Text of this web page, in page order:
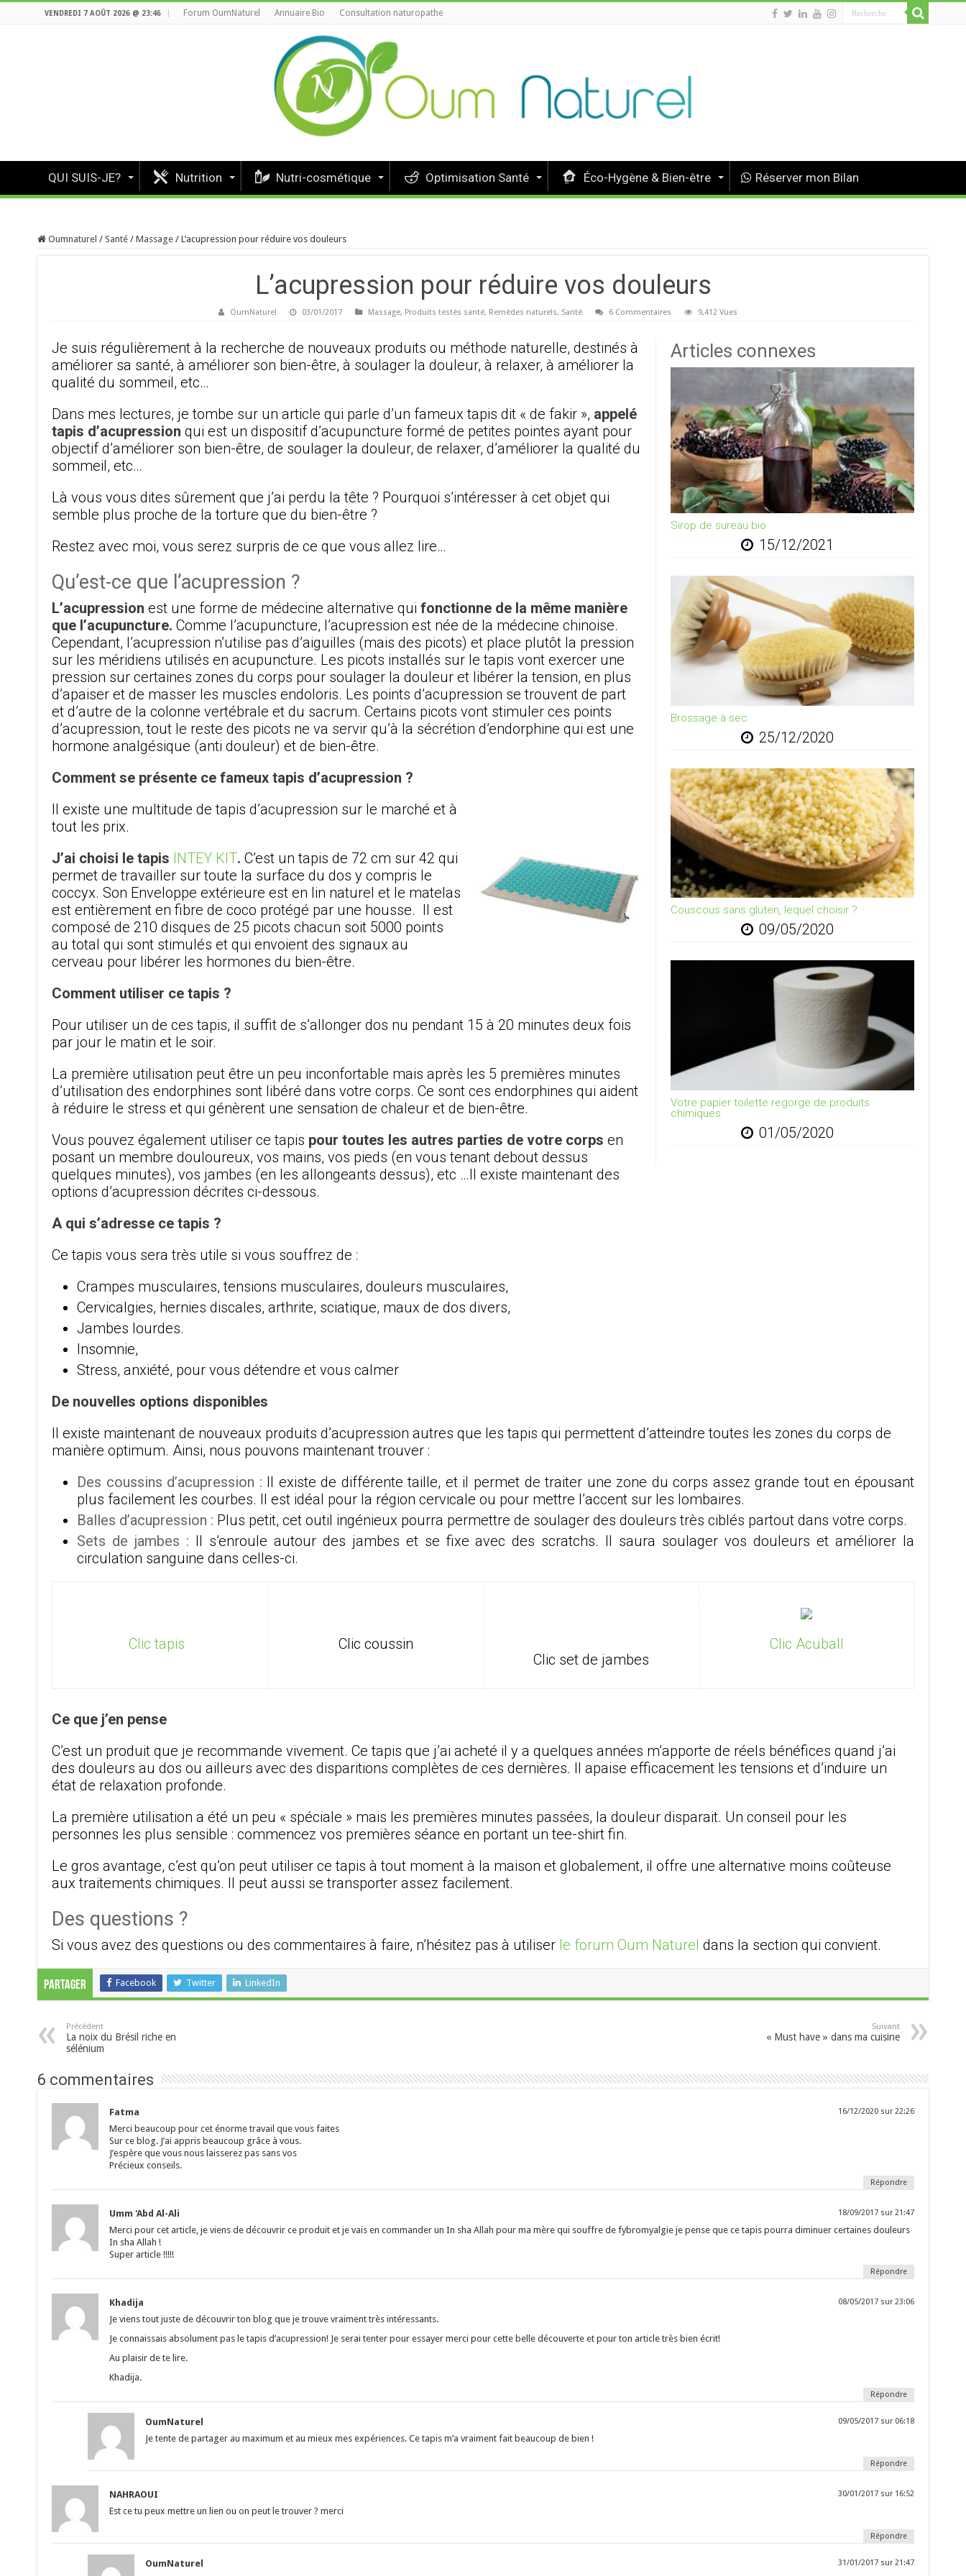
VENDREDI 7 AOÛT 2026 @ 23:46 Forum OumNaturel Annuaire Bio Consultation naturopathe
QUI SUIS-JE? Nutrition Nutri-cosmétique Optimisation Santé Éco-Hygène & Bien-être Réserver mon Bilan
Oumnaturel / Santé / Massage / L’acupression pour réduire vos douleurs
L’acupression pour réduire vos douleurs
OumNaturel 03/01/2017 Massage, Produits testés santé, Remèdes naturels, Santé 6 Commentaires 9,412 Vues
Articles connexes
Sirop de sureau bio
15/12/2021
Brossage à sec
25/12/2020
Couscous sans gluten, lequel choisir ?
09/05/2020
Votre papier toilette regorge de produits
chimiques
01/05/2020
Je suis régulièrement à la recherche de nouveaux produits ou méthode naturelle, destinés à
améliorer sa santé, à améliorer son bien-être, à soulager la douleur, à relaxer, à améliorer la
qualité du sommeil, etc…
Dans mes lectures, je tombe sur un article qui parle d’un fameux tapis dit « de fakir », appelé
tapis d’acupression qui est un dispositif d’acupuncture formé de petites pointes ayant pour
objectif d’améliorer son bien-être, de soulager la douleur, de relaxer, d’améliorer la qualité du
sommeil, etc…
Là vous vous dites sûrement que j’ai perdu la tête ? Pourquoi s’intéresser à cet objet qui
semble plus proche de la torture que du bien-être ?
Restez avec moi, vous serez surpris de ce que vous allez lire…
Qu’est-ce que l’acupression ?
L’acupression est une forme de médecine alternative qui fonctionne de la même manière
que l’acupuncture. Comme l’acupuncture, l’acupression est née de la médecine chinoise.
Cependant, l’acupression n’utilise pas d’aiguilles (mais des picots) et place plutôt la pression
sur les méridiens utilisés en acupuncture. Les picots installés sur le tapis vont exercer une
pression sur certaines zones du corps pour soulager la douleur et libérer la tension, en plus
d’apaiser et de masser les muscles endoloris. Les points d’acupression se trouvent de part
et d’autre de la colonne vertébrale et du sacrum. Certains picots vont stimuler ces points
d’acupression, tout le reste des picots ne va servir qu’à la sécrétion d’endorphine qui est une
hormone analgésique (anti douleur) et de bien-être.
Comment se présente ce fameux tapis d’acupression ?
Il existe une multitude de tapis d’acupression sur le marché et à
tout les prix.
J’ai choisi le tapis INTEY KIT. C’est un tapis de 72 cm sur 42 qui
permet de travailler sur toute la surface du dos y compris le
coccyx. Son Enveloppe extérieure est en lin naturel et le matelas
est entièrement en fibre de coco protégé par une housse. Il est
composé de 210 disques de 25 picots chacun soit 5000 points
au total qui sont stimulés et qui envoient des signaux au
cerveau pour libérer les hormones du bien-être.
Comment utiliser ce tapis ?
Pour utiliser un de ces tapis, il suffit de s’allonger dos nu pendant 15 à 20 minutes deux fois
par jour le matin et le soir.
La première utilisation peut être un peu inconfortable mais après les 5 premières minutes
d’utilisation des endorphines sont libéré dans votre corps. Ce sont ces endorphines qui aident
à réduire le stress et qui génèrent une sensation de chaleur et de bien-être.
Vous pouvez également utiliser ce tapis pour toutes les autres parties de votre corps en
posant un membre douloureux, vos mains, vos pieds (en vous tenant debout dessus
quelques minutes), vos jambes (en les allongeants dessus), etc …Il existe maintenant des
options d’acupression décrites ci-dessous.
A qui s’adresse ce tapis ?
Ce tapis vous sera très utile si vous souffrez de :
Crampes musculaires, tensions musculaires, douleurs musculaires,
Cervicalgies, hernies discales, arthrite, sciatique, maux de dos divers,
Jambes lourdes.
Insomnie,
Stress, anxiété, pour vous détendre et vous calmer
De nouvelles options disponibles
Il existe maintenant de nouveaux produits d’acupression autres que les tapis qui permettent d’atteindre toutes les zones du corps de
manière optimum. Ainsi, nous pouvons maintenant trouver :
Des coussins d’acupression : Il existe de différente taille, et il permet de traiter une zone du corps assez grande tout en épousant
plus facilement les courbes. Il est idéal pour la région cervicale ou pour mettre l’accent sur les lombaires.
Balles d’acupression : Plus petit, cet outil ingénieux pourra permettre de soulager des douleurs très ciblés partout dans votre corps.
Sets de jambes : Il s’enroule autour des jambes et se fixe avec des scratchs. Il saura soulager vos douleurs et améliorer la
circulation sanguine dans celles-ci.
Clic tapis
Clic coussin
Clic set de jambes
Clic Acuball
Ce que j’en pense
C’est un produit que je recommande vivement. Ce tapis que j’ai acheté il y a quelques années m’apporte de réels bénéfices quand j’ai
des douleurs au dos ou ailleurs avec des disparitions complètes de ces dernières. Il apaise efficacement les tensions et d’induire un
état de relaxation profonde.
La première utilisation a été un peu « spéciale » mais les premières minutes passées, la douleur disparait. Un conseil pour les
personnes les plus sensible : commencez vos premières séance en portant un tee-shirt fin.
Le gros avantage, c’est qu’on peut utiliser ce tapis à tout moment à la maison et globalement, il offre une alternative moins coûteuse
aux traitements chimiques. Il peut aussi se transporter assez facilement.
Des questions ?
Si vous avez des questions ou des commentaires à faire, n’hésitez pas à utiliser le forum Oum Naturel dans la section qui convient.
Partager Facebook Twitter LinkedIn
Précédent
La noix du Brésil riche en
sélénium
Suivant
« Must have » dans ma cuisine
6 commentaires
Fatma 16/12/2020 sur 22:26
Merci beaucoup pour cet énorme travail que vous faites
Sur ce blog. J’ai appris beaucoup grâce à vous.
J’espère que vous nous laisserez pas sans vos
Précieux conseils.
Répondre
Umm 'Abd Al-Ali 18/09/2017 sur 21:47
Merci pour cet article, je viens de découvrir ce produit et je vais en commander un In sha Allah pour ma mère qui souffre de fybromyalgie je pense que ce tapis pourra diminuer certaines douleurs
In sha Allah !
Super article !!!!!
Répondre
Khadija 08/05/2017 sur 23:06
Je viens tout juste de découvrir ton blog que je trouve vraiment très intéressants.
Je connaissais absolument pas le tapis d’acupression! Je serai tenter pour essayer merci pour cette belle découverte et pour ton article très bien écrit!
Au plaisir de te lire.
Khadija.
Répondre
OumNaturel 09/05/2017 sur 06:18
Je tente de partager au maximum et au mieux mes expériences. Ce tapis m’a vraiment fait beaucoup de bien !
Répondre
NAHRAOUI 30/01/2017 sur 16:52
Est ce tu peux mettre un lien ou on peut le trouver ? merci
Répondre
OumNaturel 31/01/2017 sur 21:47